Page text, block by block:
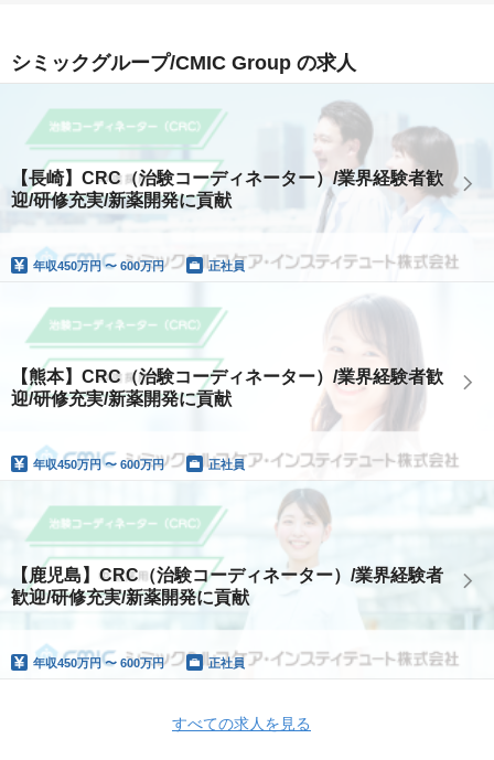
シミックグループ/CMIC Group の求人
【長崎】CRC（治験コーディネーター）/業界経験者歓
迎/研修充実/新薬開発に貢献
年収450万円 〜 600万円 正社員
【熊本】CRC（治験コーディネーター）/業界経験者歓
迎/研修充実/新薬開発に貢献
年収450万円 〜 600万円 正社員
【鹿児島】CRC（治験コーディネーター）/業界経験者
歓迎/研修充実/新薬開発に貢献
年収450万円 〜 600万円 正社員
すべての求人を見る